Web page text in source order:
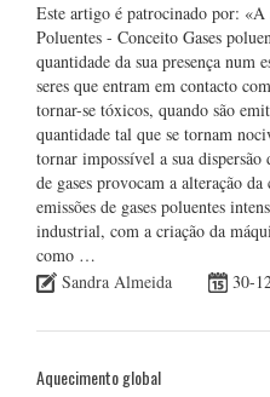
Este artigo é patrocinado por: «A
Poluentes - Conceito Gases
quantidade da sua presença num
seres que entram em contacto
tornar-se tóxicos, quando são
quantidade tal que se tornam
tornar impossível a sua dispersão
de gases provocam a alteração
emissões de gases poluentes
industrial, com a criação da
como …
Sandra Almeida
30-
Aquecimento global